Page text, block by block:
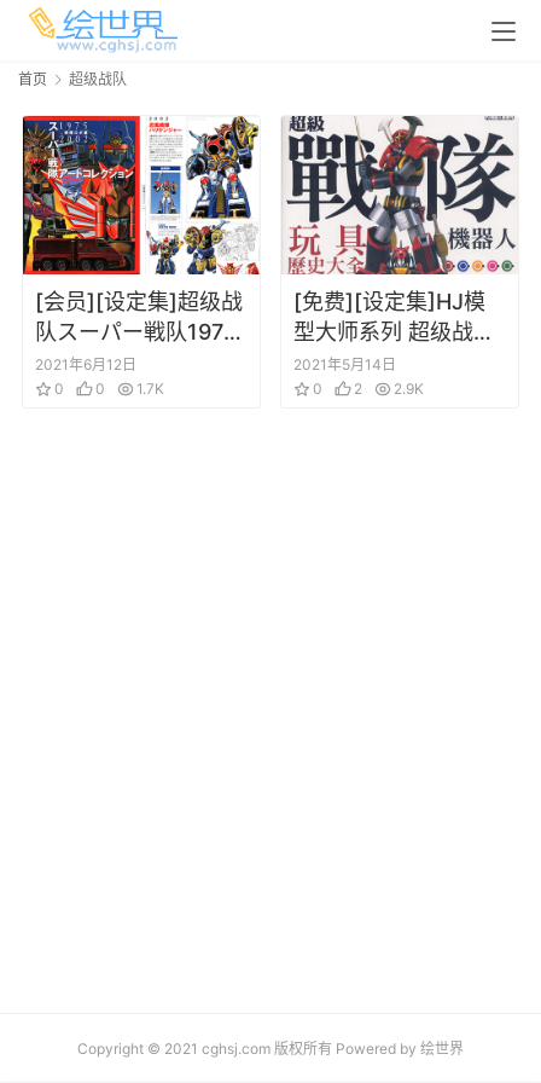
首页 超级战队
[会员][设定集]超级战
队スーパー戦队1975-
2002 系列机械角色
机体设定集
2021年6月12日
0
0 1.7K
[免费][设定集]HJ模
型大师系列 超级战队
机器人玩具历史大全
1979~2007
2021年5月14日
0
2 2.9K
Copyright © 2021 cghsj.com 版权所有 Powered by 绘世界